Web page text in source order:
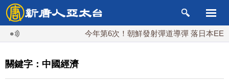
今年第6次！朝鮮發射彈道導彈 落日本EEZ外
關鍵字：中國經濟